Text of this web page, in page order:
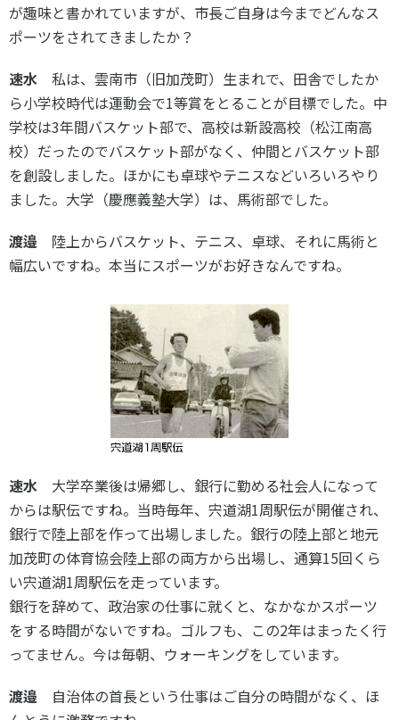
が趣味と書かれていますが、市長ご自身は今までどんなス
ポーツをされてきましたか？
速水 私は、雲南市（旧加茂町）生まれで、田舎でしたか
ら小学校時代は運動会で1等賞をとることが目標でした。中
学校は3年間バスケット部で、高校は新設高校（松江南高
校）だったのでバスケット部がなく、仲間とバスケット部
を創設しました。ほかにも卓球やテニスなどいろいろやり
ました。大学（慶應義塾大学）は、馬術部でした。
渡邉 陸上からバスケット、テニス、卓球、それに馬術と
幅広いですね。本当にスポーツがお好きなんですね。
速水 大学卒業後は帰郷し、銀行に勤める社会人になって
からは駅伝ですね。当時毎年、宍道湖1周駅伝が開催され、
銀行で陸上部を作って出場しました。銀行の陸上部と地元
加茂町の体育協会陸上部の両方から出場し、通算15回くら
い宍道湖1周駅伝を走っています。
銀行を辞めて、政治家の仕事に就くと、なかなかスポーツ
をする時間がないですね。ゴルフも、この2年はまったく行
ってません。今は毎朝、ウォーキングをしています。
渡邉 自治体の首長という仕事はご自分の時間がなく、ほ